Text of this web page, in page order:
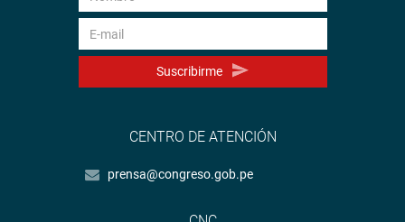
Suscribirme
CENTRO DE ATENCIÓN
prensa@congreso.gob.pe